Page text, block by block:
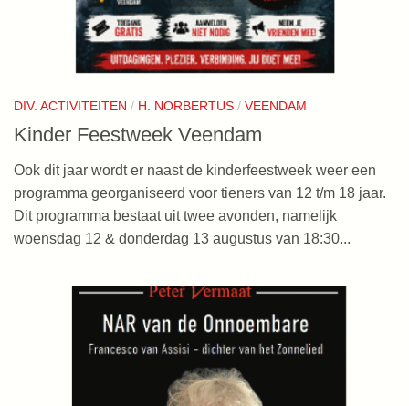
DIV. ACTIVITEITEN / H. NORBERTUS / VEENDAM
Kinder Feestweek Veendam
Ook dit jaar wordt er naast de kinderfeestweek weer een
programma georganiseerd voor tieners van 12 t/m 18 jaar.
Dit programma bestaat uit twee avonden, namelijk
woensdag 12 & donderdag 13 augustus van 18:30...